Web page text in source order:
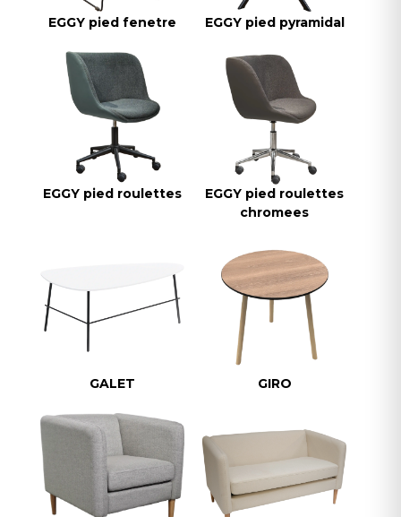
EGGY pied fenetre EGGY pied pyramidal
EGGY pied roulettes
EGGY pied roulettes
chromees
GALET GIRO